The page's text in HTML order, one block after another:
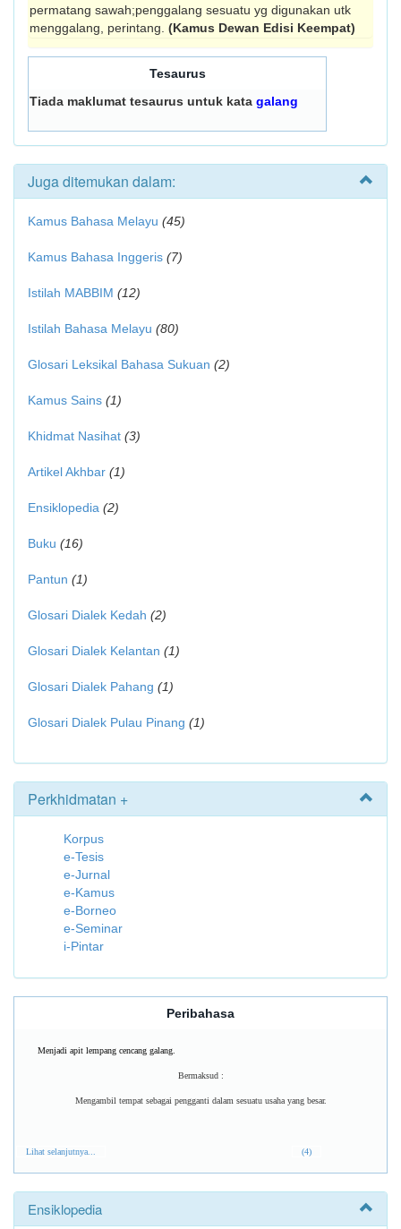
permatang sawah;penggalang sesuatu yg digunakan utk
menggalang, perintang. (Kamus Dewan Edisi Keempat)
Tesaurus
Tiada maklumat tesaurus untuk kata galang
Juga ditemukan dalam:
Kamus Bahasa Melayu (45)
Kamus Bahasa Inggeris (7)
Istilah MABBIM (12)
Istilah Bahasa Melayu (80)
Glosari Leksikal Bahasa Sukuan (2)
Kamus Sains (1)
Khidmat Nasihat (3)
Artikel Akhbar (1)
Ensiklopedia (2)
Buku (16)
Pantun (1)
Glosari Dialek Kedah (2)
Glosari Dialek Kelantan (1)
Glosari Dialek Pahang (1)
Glosari Dialek Pulau Pinang (1)
Perkhidmatan +
Korpus
e-Tesis
e-Jurnal
e-Kamus
e-Borneo
e-Seminar
i-Pintar
Peribahasa
Menjadi apit lempang cencang galang.
Bermaksud :
Mengambil tempat sebagai pengganti dalam sesuatu usaha yang besar.
Lihat selanjutnya... (4)
Ensiklopedia